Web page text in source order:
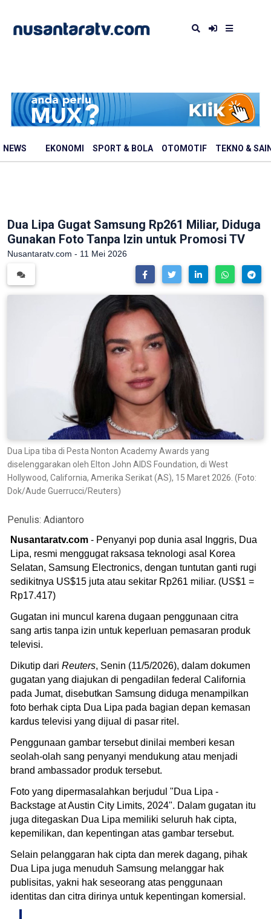
NEWS EKONOMI SPORT & BOLA OTOMOTIF TEKNO &
Dua Lipa Gugat Samsung Rp261 Miliar, Diduga
Gunakan Foto Tanpa Izin untuk Promosi TV
Nusantaratv.com - 11 Mei 2026
Dua Lipa tiba di Pesta Nonton Academy Awards yang
diselenggarakan oleh Elton John AIDS Foundation, di West
Hollywood, California, Amerika Serikat (AS), 15 Maret 2026. (Foto:
Dok/Aude Guerrucci/Reuters)
Penulis: Adiantoro
Nusantaratv.com - Penyanyi pop dunia asal Inggris, Dua
Lipa, resmi menggugat raksasa teknologi asal Korea
Selatan, Samsung Electronics, dengan tuntutan ganti rugi
sedikitnya US$15 juta atau sekitar Rp261 miliar. (US$1 =
Rp17.417)
Gugatan ini muncul karena dugaan penggunaan citra
sang artis tanpa izin untuk keperluan pemasaran produk
televisi.
Dikutip dari Reuters, Senin (11/5/2026), dalam dokumen
gugatan yang diajukan di pengadilan federal California
pada Jumat, disebutkan Samsung diduga menampilkan
foto berhak cipta Dua Lipa pada bagian depan kemasan
kardus televisi yang dijual di pasar ritel.
Penggunaan gambar tersebut dinilai memberi kesan
seolah-olah sang penyanyi mendukung atau menjadi
brand ambassador produk tersebut.
Foto yang dipermasalahkan berjudul "Dua Lipa -
Backstage at Austin City Limits, 2024". Dalam gugatan itu
juga ditegaskan Dua Lipa memiliki seluruh hak cipta,
kepemilikan, dan kepentingan atas gambar tersebut.
Selain pelanggaran hak cipta dan merek dagang, pihak
Dua Lipa juga menuduh Samsung melanggar hak
publisitas, yakni hak seseorang atas penggunaan
identitas dan citra dirinya untuk kepentingan komersial.